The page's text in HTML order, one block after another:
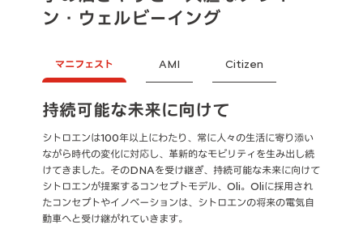
ン・ウェルビーイング
持続可能な未来に向けて
シトロエンは100年以上にわたり、常に人々の生活に寄り添い
ながら時代の変化に対応し、革新的なモビリティを生み出し続
けてきました。そのDNAを受け継ぎ、持続可能な未来に向けて
シトロエンが提案するコンセプトモデル、Oli。Oliに採用され
たコンセプトやイノベーションは、シトロエンの将来の電気自
動車へと受け継がれていきます。
独創的な電動アーバンモビリティ、
AMI
2020年に欧州市場に導入されたシトロエンの電動アーバンモ
ビリティ、AMI。AMI開発の経験を経て、シトロエンの創造性
は新たにOliを生み出しました。これらは"より重く、複雑で、
高価"へと向かう電気自動車のトレンドに逆らい、誰もが手の届
きやすい電動モビリティを提供するというシトロエンの意思を
快適なカーライフのためのサービス
プログラム
シトロエンのサービスプログラム"Citizen"は、シトロエン車の
購入からアフターサービスまでお客様をフルサポート。安心で
快適なカーライフをお届けします。
マニフェスト AMI Citizen